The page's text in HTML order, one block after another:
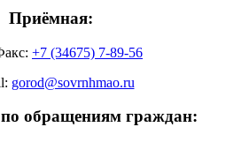
Приёмная:
+7 (34675) 7-89-56
gorod@sovrnhmao.ru
обращениям граждан: